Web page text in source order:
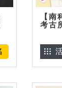
【
考古